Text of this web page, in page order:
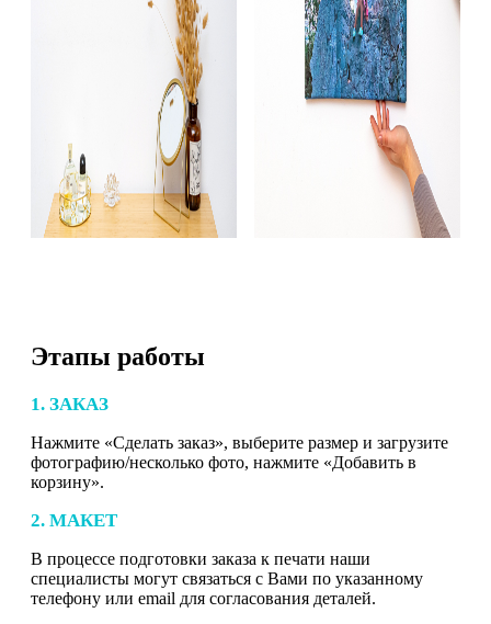
Этапы работы
1. ЗАКАЗ
Нажмите «Сделать заказ», выберите размер и загрузите
фотографию/несколько фото, нажмите «Добавить в
корзину».
2. МАКЕТ
В процессе подготовки заказа к печати наши
специалисты могут связаться с Вами по указанному
телефону или email для согласования деталей.